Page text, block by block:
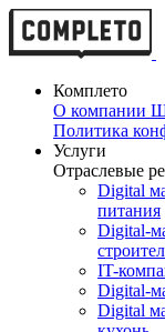
Комплето
О компании
Политика
Услуги
Отраслевые
Digital
питания
Digital-
IT-
Digital-
Digital